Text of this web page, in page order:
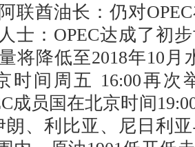
联酋油长：仍对
士：OPEC达成了初
将降低至2018年10月
时间周五 16:00再次
成员国在北京时间
朗、利比亚、尼日利